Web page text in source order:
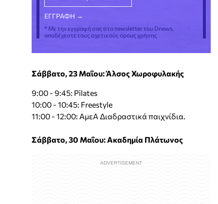
* Με την εγγραφή σας στο newsletter του Dnews,
αποδέχεστε τους σχετικούς όρους χρήσης
Σάββατο, 23 Μαΐου: Άλσος Χωροφυλακής
9:00 - 9:45: Pilates
10:00 - 10:45: Freestyle
11:00 - 12:00: AμεA Διαδραστικά παιχνίδια.
Σάββατο, 30 Μαΐου: Ακαδημία Πλάτωνος